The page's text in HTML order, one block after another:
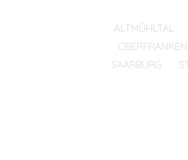
MENU
SKIP TO CONTENT
ALTMÜHLTAL
OBERFRANKEN
SAARBURG